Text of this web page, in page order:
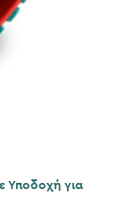
Υποδοχή για